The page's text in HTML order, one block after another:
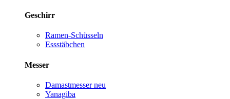
Geschirr
Ramen-Schüsseln
Essstäbchen
Messer
Damastmesser neu
Yanagiba